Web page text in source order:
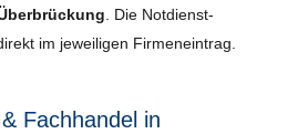
. Die Notdienst-
im jeweiligen Firmeneintrag.
Fachhandel in